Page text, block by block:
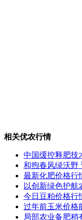
相关优农行情
中国缓控释肥技
和煦春风绿沃野
最新化肥价格行
以创新绿色护航
今日豆粕价格行
过年前玉米价格
局部农业备肥稍